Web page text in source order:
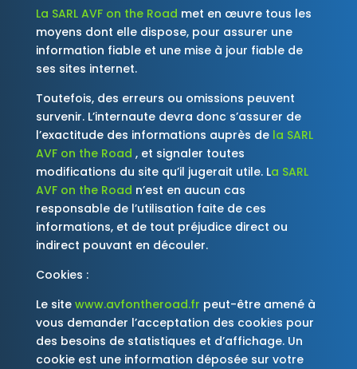
La SARL AVF on the Road met en œuvre tous les
moyens dont elle dispose, pour assurer une
information fiable et une mise à jour fiable de
ses sites internet.
Toutefois, des erreurs ou omissions peuvent
survenir. L’internaute devra donc s’assurer de
l’exactitude des informations auprès de la SARL
AVF on the Road , et signaler toutes
modifications du site qu’il jugerait utile. La SARL
AVF on the Road n’est en aucun cas
responsable de l’utilisation faite de ces
informations, et de tout préjudice direct ou
indirect pouvant en découler.
Cookies :
Le site www.avfontheroad.fr peut-être amené à
vous demander l’acceptation des cookies pour
des besoins de statistiques et d’affichage. Un
cookie est une information déposée sur votre